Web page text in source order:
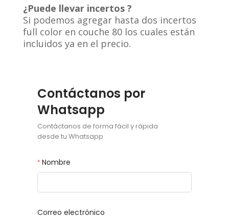
¿Puede llevar incertos ?
Si podemos agregar hasta dos incertos
full color en couche 80 los cuales están
incluidos ya en el precio.